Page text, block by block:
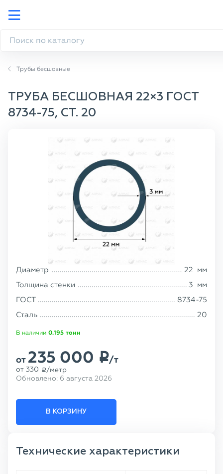
Трубы бесшовные
ТРУБА БЕСШОВНАЯ 22×3 ГОСТ
8734-75, СТ. 20
Диаметр 22 мм
Толщина стенки
3 мм
ГОСТ
8734-75
Сталь
20
В наличии 0.195 тонн
от 235 000 p/т
от 330 p /метр
Обновлено: 6 августа 2026
В КОРЗИНУ
Технические характеристики